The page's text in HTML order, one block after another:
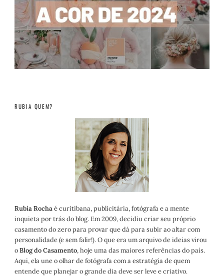
RUBIA QUEM?
Rubia Rochaé curitibana, publicitária, fotógrafa e a mente
inquieta por trás do blog. Em 2009, decidiu criar seu próprio
casamento do zero para provar que dá para subir ao altar com
personalidade (e sem falir!). O que era um arquivo de ideias virou
oBlog do Casamento, hoje uma das maiores referências do país.
Aqui, ela une o olhar de fotógrafa com a estratégia de quem
entende que planejar o grande dia deve ser leve e criativo.